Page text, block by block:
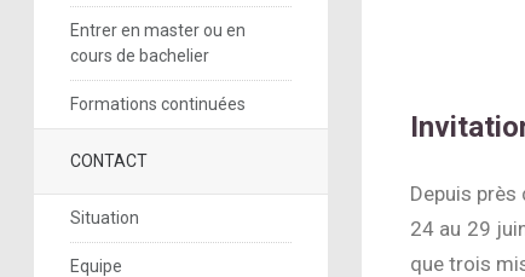
Entrer en master ou en
cours de bachelier
Formations continuées
CONTACT
Situation
Equipe
Depuis près
24 au 29
que trois